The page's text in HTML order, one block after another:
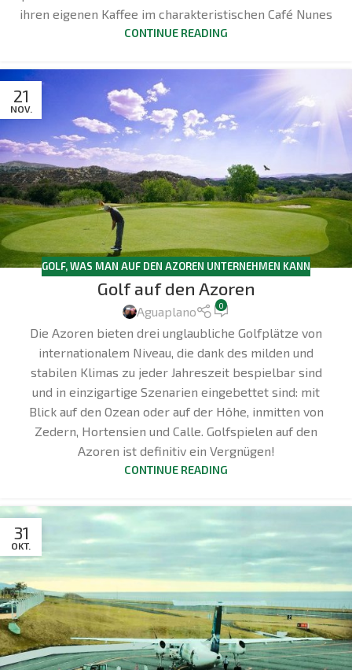
ihren eigenen Kaffee im charakteristischen Café Nunes
CONTINUE READING
21
NOV.
GOLF,WAS MAN AUF DEN AZOREN UNTERNEHMEN KANN
Golf auf den Azoren
Aguaplano 0
Die Azoren bieten drei unglaubliche Golfplätze von
internationalem Niveau, die dank des milden und
stabilen Klimas zu jeder Jahreszeit bespielbar sind
und in einzigartige Szenarien eingebettet sind: mit
Blick auf den Ozean oder auf der Höhe, inmitten von
Zedern, Hortensien und Calle. Golfspielen auf den
Azoren ist definitiv ein Vergnügen!
CONTINUE READING
31
OKT.